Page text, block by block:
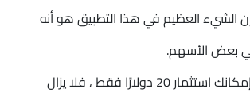
الشيء العظيم في هذا التطبيق هو أنه
بعض الأسهم.
لذلك حتى لو كان بإمكانك استثمار 20 دولارًا فقط ، فلا يزال